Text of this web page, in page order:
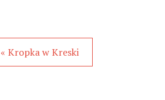
« Kropka w Kreski